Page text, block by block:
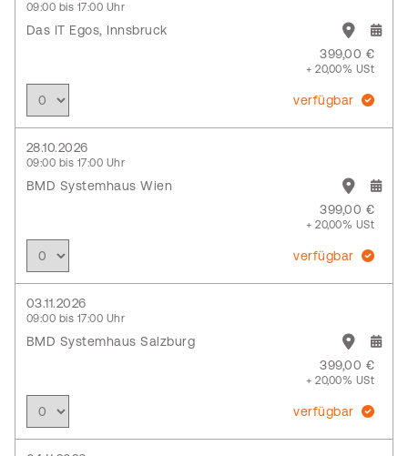
09:00 bis 17:00 Uhr
Das IT Egos, Innsbruck
399,00 €
+ 20,00% USt
verfügbar
28.10.2026
09:00 bis 17:00 Uhr
BMD Systemhaus Wien
399,00 €
+ 20,00% USt
verfügbar
03.11.2026
09:00 bis 17:00 Uhr
BMD Systemhaus Salzburg
399,00 €
+ 20,00% USt
verfügbar